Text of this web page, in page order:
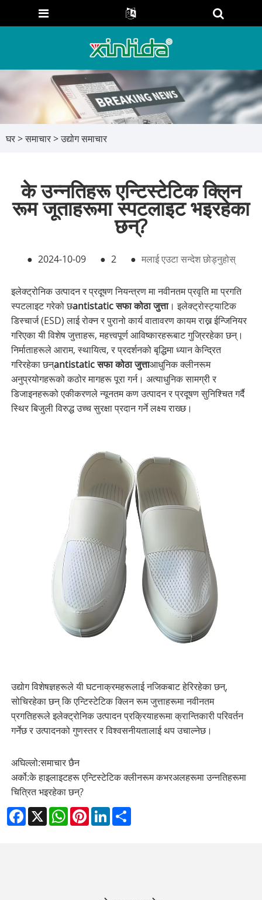
घर>समाचार>उद्योग समाचार
के उन्नतिहरू एन्टिस्टेटिक क्लिन
रूम जूताहरूमा स्पटलाइट भइरहेका
छन्?
● 2024-10-09 ● 2 ● मलाई एउटा सन्देश छोड्नुहोस्
इलेक्ट्रोनिक उत्पादन र प्रदूषण नियन्त्रण मा नवीनतम प्रवृति मा प्रगति
स्पटलाइट गरेको छantistatic सफा कोठा जुत्ता। इलेक्ट्रोस्ट्याटिक
डिस्चार्ज (ESD) लाई रोक्न र पुरानो कार्य वातावरण कायम राख्न ईन्जिनियर
गरिएका यी विशेष जुत्ताहरू, महत्त्वपूर्ण आविष्कारहरूबाट गुज्रिरहेका छन्।
निर्माताहरूले आराम, स्थायित्व, र प्रदर्शनको बृद्धिमा ध्यान केन्द्रित
गरिरहेका छन्antistatic सफा कोठा जुत्ताआधुनिक क्लीनरूम
अनुप्रयोगहरूको कठोर मागहरू पूरा गर्न। अत्याधुनिक सामग्री र
डिजाइनहरूको एकीकरणले न्यूनतम कण उत्पादन र प्रदूषण सुनिश्चित गर्दै
स्थिर बिजुली विरुद्ध उच्च सुरक्षा प्रदान गर्ने लक्ष्य राख्छ।
उद्योग विशेषज्ञहरूले यी घटनाक्रमहरूलाई नजिकबाट हेरिरहेका छन्,
सोचिरहेका छन् कि एन्टिस्टेटिक क्लिन रूम जुत्ताहरूमा नवीनतम
प्रगतिहरूले इलेक्ट्रोनिक उत्पादन प्रक्रियाहरूमा क्रान्तिकारी परिवर्तन
गर्नेछ र उत्पादनको गुणस्तर र विश्वसनीयतालाई थप उचाल्नेछ।
अघिल्लो:समाचार छैन
अर्को:के हाइलाइटहरू एन्टिस्टेटिक क्लीनरूम कभरअलहरूमा उन्नतिहरूमा
चित्रित भइरहेका छन्?
Facebook
X WhatsApp
PinterestLinkedIn